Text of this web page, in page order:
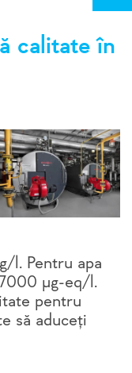
calitate în
l. Pentru apa
μg-eq/l.
pentru
să aduceți